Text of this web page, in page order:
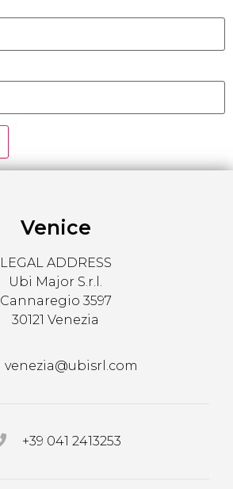
Venice
LEGAL ADDRESS
Ubi Major S.r.l.
Cannaregio 3597
30121 Venezia
venezia@ubisrl.com
+39 041 2413253